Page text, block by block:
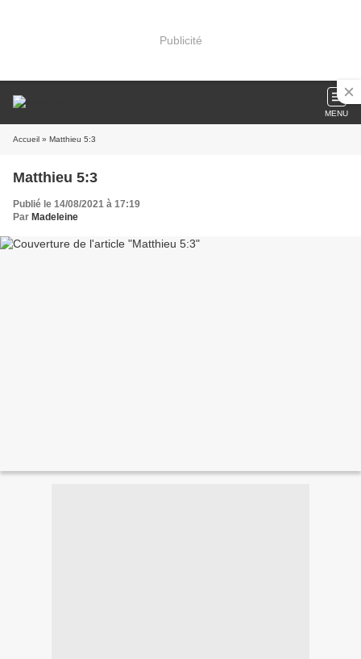
Publicité
MENU
Accueil » Matthieu 5:3
Matthieu 5:3
Publié le 14/08/2021 à 17:19
Par Madeleine